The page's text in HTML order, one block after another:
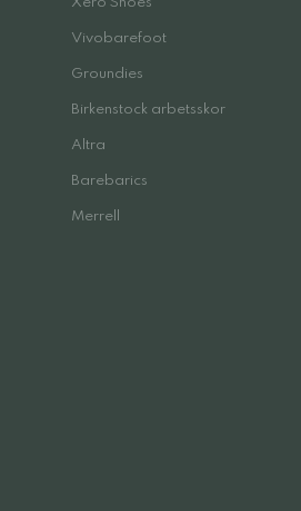
Vivobarefoot
Groundies
Birkenstock arbetsskor
Altra
Barebarics
Merrell